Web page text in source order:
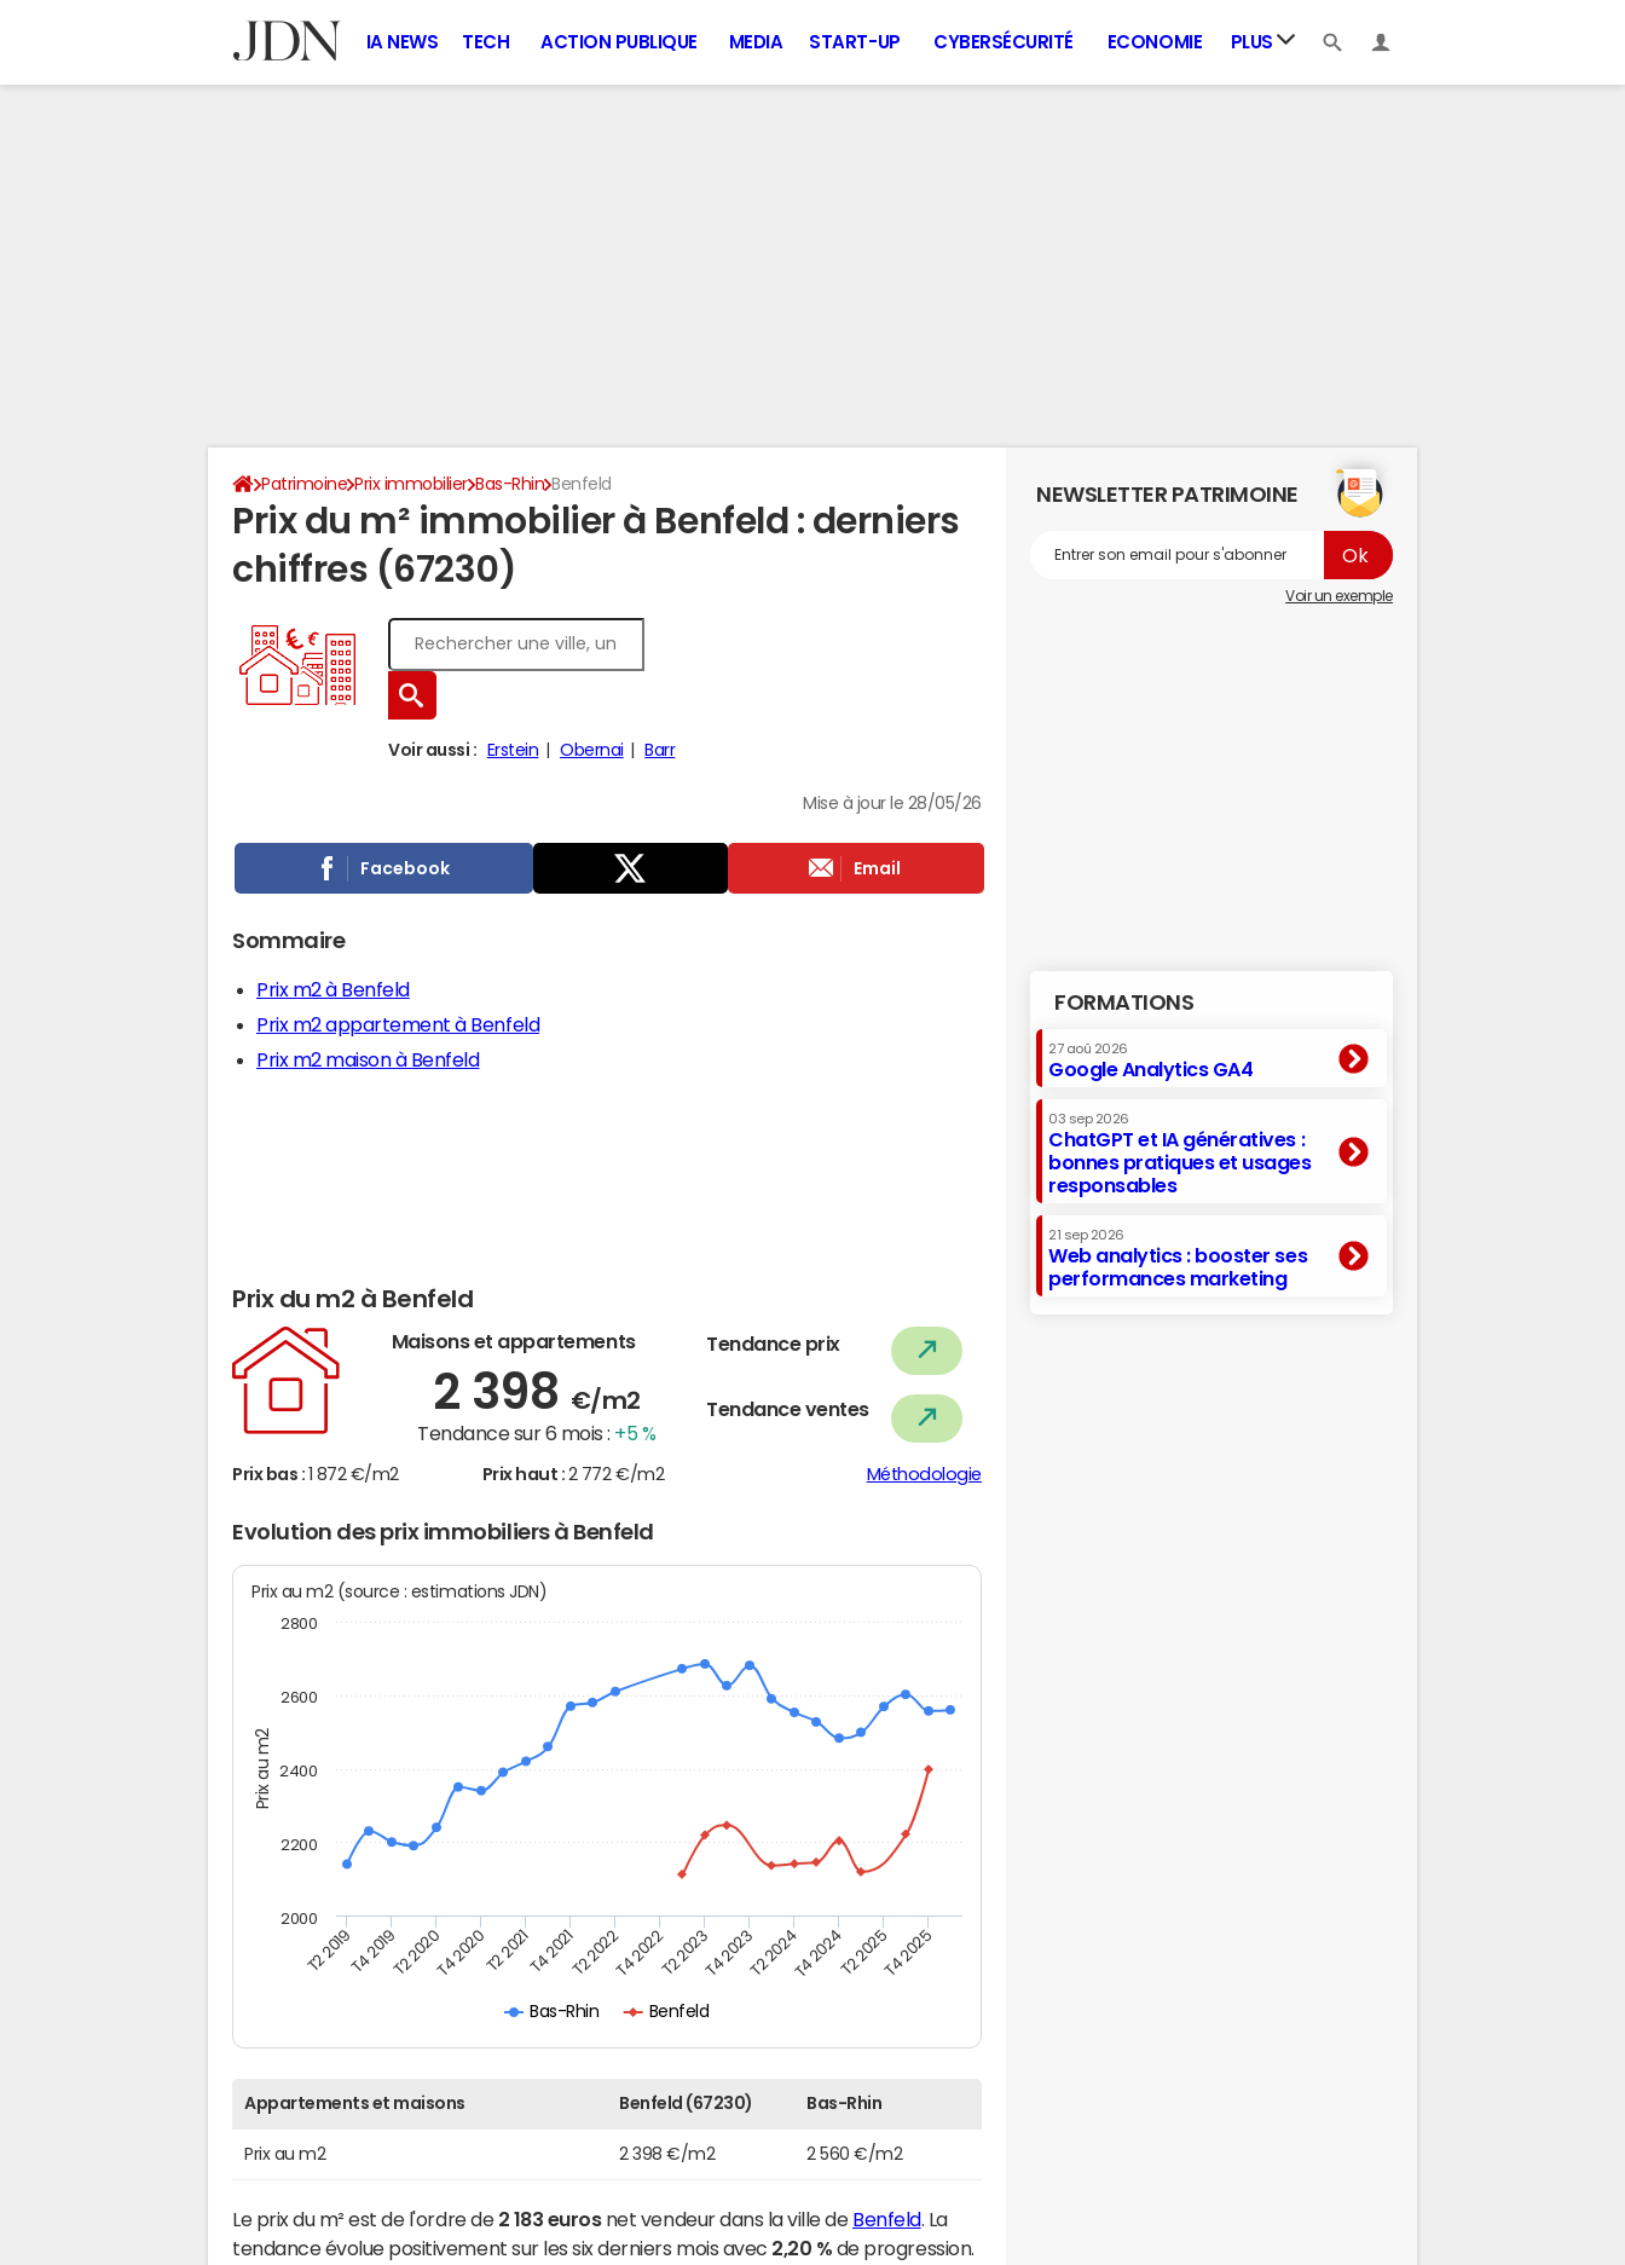
IA NEWS TECH ACTION PUBLIQUE MEDIA START-UP CYBERSÉCURITÉ ECONOMIE PLUS
Patrimoine Prix immobilier Bas-Rhin Benfeld
Prix du m² immobilier à Benfeld : derniers
chiffres (67230)
Voir aussi : Erstein Obernai Barr
Mise à jour le 28/05/26
Facebook Email
Sommaire
Prix m2 à Benfeld
Prix m2 appartement à Benfeld
Prix m2 maison à Benfeld
Prix du m2 à Benfeld
Maisons et appartements
2 398 €/m2
Tendance sur 6 mois : +5 %
Tendance prix
Tendance ventes
Prix bas : 1 872 €/m2 Prix haut : 2 772 €/m2 Méthodologie
Evolution des prix immobiliers à Benfeld
Prix au m2
Prix au m2 (source : estimations JDN)
Bas-Rhin Benfeld
T2 2019T4 2019T2 2020T4 2020T2 2021T4 2021T2 2022T4 2022T2 2023T4 2023T2 2024T4 2024T2 2025T4 2025
2000
2200
2400
2600
2800
Appartements et maisons Benfeld (67230) Bas-Rhin
Prix au m2 2 398 €/m2 2 560 €/m2
Le prix du m² est de l'ordre de 2 183 eurosnet vendeur dans la ville de Benfeld. La
tendance évolue positivement sur les six derniers mois avec 2,20 % de progression.
NEWSLETTER PATRIMOINE
Voir un exemple
FORMATIONS
27 aoû 2026
Google Analytics GA4
03 sep 2026
ChatGPT et IA génératives :
bonnes pratiques et usages
responsables
21 sep 2026
Web analytics : booster ses
performances marketing